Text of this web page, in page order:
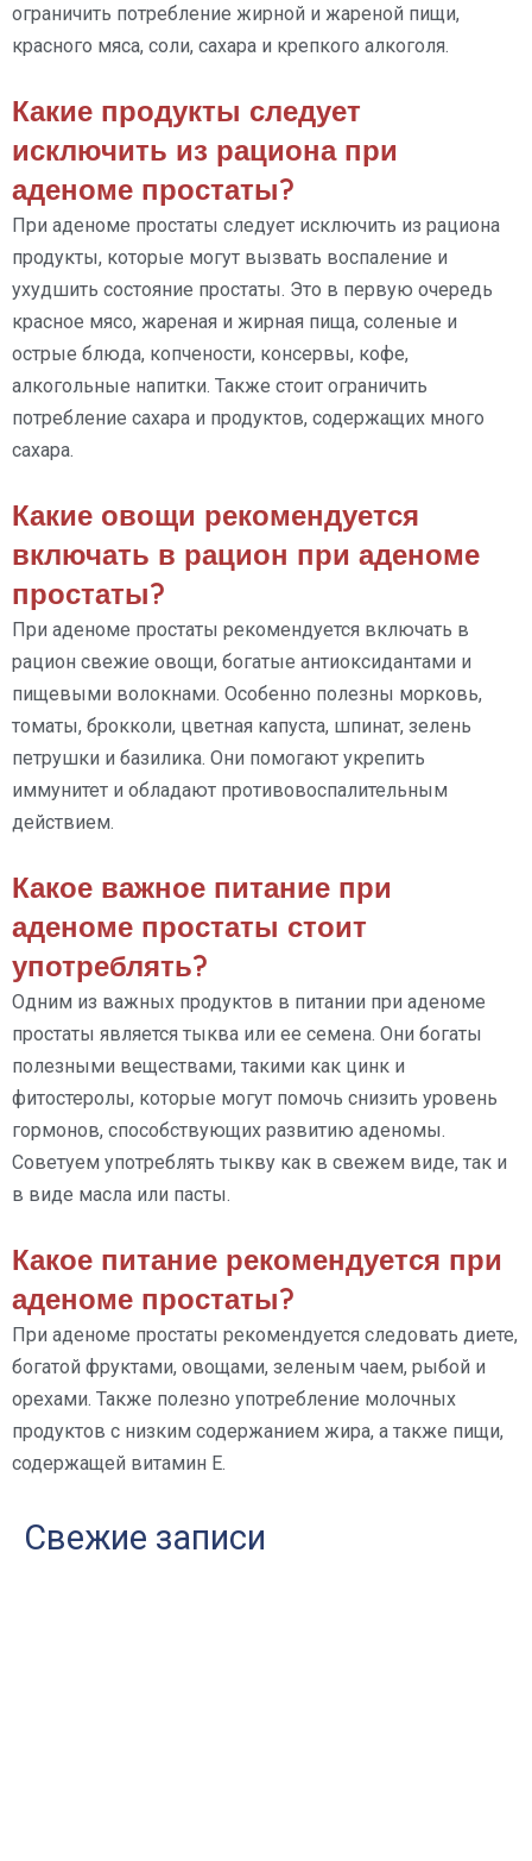
ограничить потребление жирной и жареной пищи,
красного мяса, соли, сахара и крепкого алкоголя.
Какие продукты следует
исключить из рациона при
аденоме простаты?
При аденоме простаты следует исключить из рациона
продукты, которые могут вызвать воспаление и
ухудшить состояние простаты. Это в первую очередь
красное мясо, жареная и жирная пища, соленые и
острые блюда, копчености, консервы, кофе,
алкогольные напитки. Также стоит ограничить
потребление сахара и продуктов, содержащих много
сахара.
Какие овощи рекомендуется
включать в рацион при аденоме
простаты?
При аденоме простаты рекомендуется включать в
рацион свежие овощи, богатые антиоксидантами и
пищевыми волокнами. Особенно полезны морковь,
томаты, брокколи, цветная капуста, шпинат, зелень
петрушки и базилика. Они помогают укрепить
иммунитет и обладают противовоспалительным
действием.
Какое важное питание при
аденоме простаты стоит
употреблять?
Одним из важных продуктов в питании при аденоме
простаты является тыква или ее семена. Они богаты
полезными веществами, такими как цинк и
фитостеролы, которые могут помочь снизить уровень
гормонов, способствующих развитию аденомы.
Советуем употреблять тыкву как в свежем виде, так и
в виде масла или пасты.
Какое питание рекомендуется при
аденоме простаты?
При аденоме простаты рекомендуется следовать диете,
богатой фруктами, овощами, зеленым чаем, рыбой и
орехами. Также полезно употребление молочных
продуктов с низким содержанием жира, а также пищи,
содержащей витамин Е.
Свежие записи